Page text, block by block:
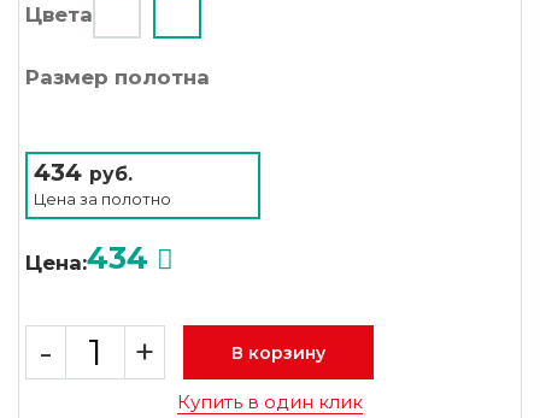
Цвета
Размер полотна
434 руб.
Цена за полотно
Цена:434
- + В корзину
Купить в один клик